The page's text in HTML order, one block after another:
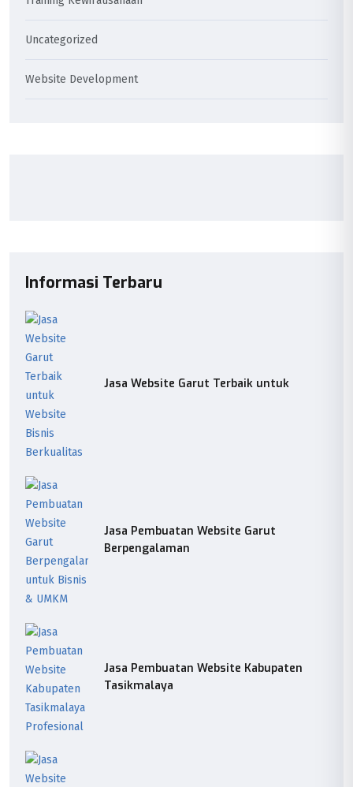
Uncategorized
Website Development
Informasi Terbaru
Jasa Website Garut Terbaik untuk
Jasa Pembuatan Website Garut
Berpengalaman
Jasa Pembuatan Website Kabupaten
Tasikmalaya